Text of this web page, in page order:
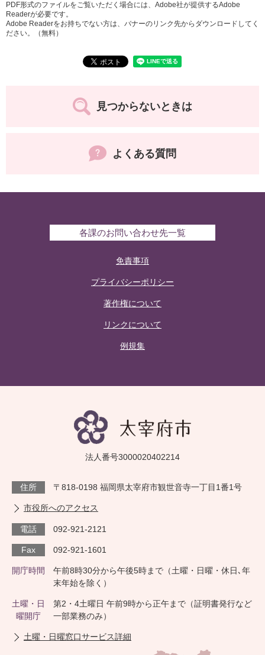
PDF形式のファイルをご覧いただく場合には、Adobe社が提供するAdobe
Readerが必要です。
Adobe Readerをお持ちでない方は、バナーのリンク先からダウンロードしてく
ださい。（無料）
見つからないときは
よくある質問
各課のお問い合わせ先一覧
免責事項
プライバシーポリシー
著作権について
リンクについて
例規集
法人番号3000020402214
住所 〒818-0198 福岡県太宰府市観世音寺一丁目1番1号
市役所へのアクセス
電話 092-921-2121
Fax 092-921-1601
開庁時間
午前8時30分から午後5時まで（土曜・日曜・休日､年
末年始を除く）
土曜・日
曜開庁
第2・4土曜日 午前9時から正午まで（証明書発行など
一部業務のみ）
土曜・日曜窓口サービス詳細